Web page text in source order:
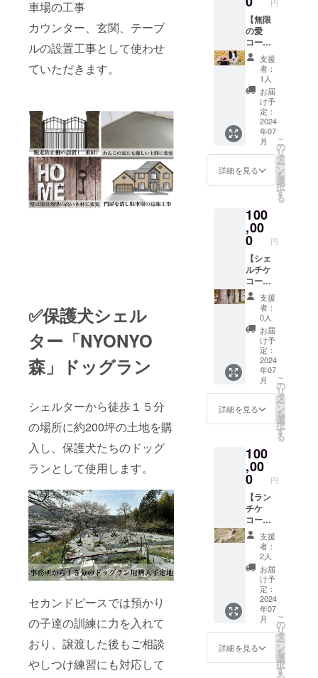
車場の工事
カウンター、玄関、テーブ
ルの設置工事として使わせ
ていただきます。
✅保護犬シェル
ター「NYONYO
森」ドッグラン
シェルターから徒歩１５分
の場所に約200坪の土地を購
入し、保護犬たちのドッグ
ランとして使用します。
セカンドピースでは預かり
の子達の訓練に力を入れて
おり、譲渡した後もご相談
やしつけ練習にも対応して
●撮影
コース
(１時間/
関西圏)
円
【無限
の愛
コー
ス】
100000
護犬
シェル
ター
「NYO
NYO
house
」の建
築代に
あてさ
ます ●
建築の
様子
や、
5wan's
の生活
のオリ
ジナル
動画を
お礼に
お送り
します
支援
者：
1人
お届
け予
定：
2024
年07
月
詳細を見る
こ
の
リ
タ
ー
ン
を
選
択
す
る
100
,00
0 円
【シェ
ルチケ
コー
ス】
100000
護犬
シェル
ター
「NYO
NYO
house
」の建
築代に
あてさ
ます ●
保護犬
シェル
ター
「NYO
NYO
house
」プレ
オープ
ンご招
待券 ●
保護犬
シェル
ター
「NYO
NYO
house
」入場
チケッ
ト×10枚
支援
者：
0人
お届
け予
定：
2024
年07
月
詳細を見る
こ
の
リ
タ
ー
ン
を
選
択
す
る
100
,00
0 円
【ラン
チケ
コー
ス】
100000
円 ●保
護犬
シェル
ター
「NYO
NYO
house
」の建
築代に
あてさ
支援
者：
2人
お届
け予
定：
2024
年07
月
詳細を見る
こ
の
リ
タ
ー
ン
を
選
択
す